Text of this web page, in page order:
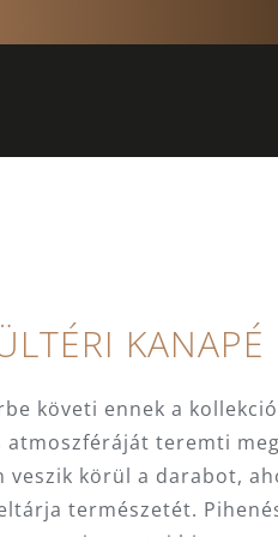
KANAPÉ
követi ennek a
atmoszféráját teremti
veszik körül a darabot,
természetét.